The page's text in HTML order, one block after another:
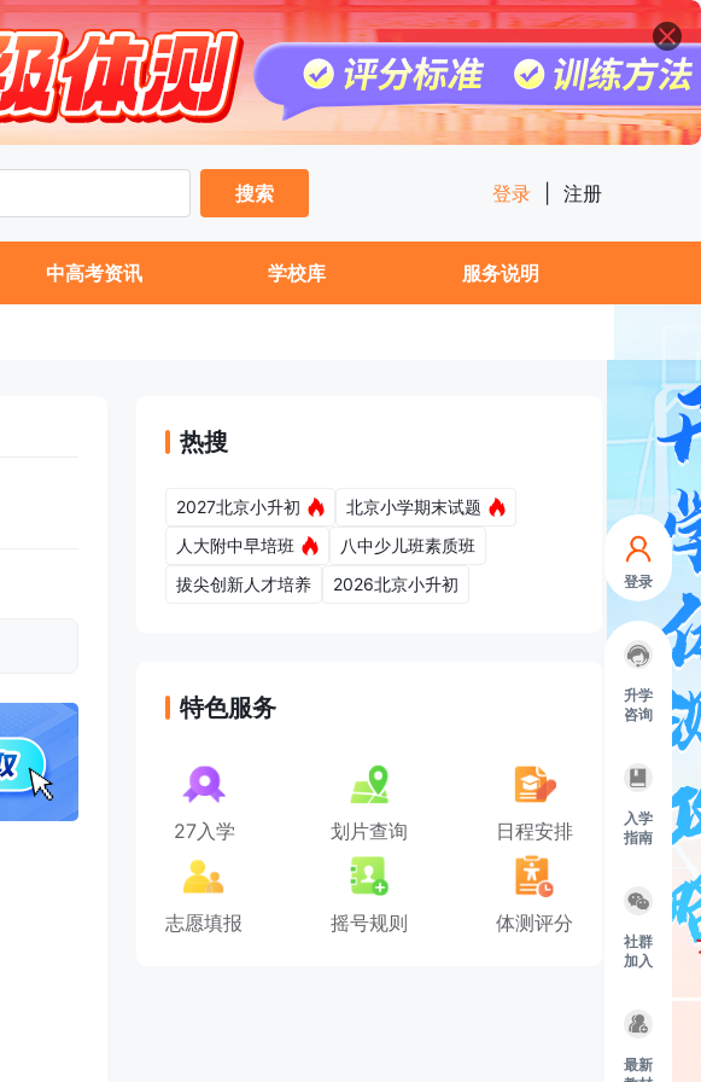
登录
升学
咨询
入学
指南
社群
加入
最新
搜索
登录 注册
中高考资讯 学校库 服务说明
热搜
2027北京小升初
北京小学期末试题
人大附中早培班
八中少儿班素质班
拔尖创新人才培养
2026北京小升初
特色服务
27入学 划片查询 日程安排
志愿填报 摇号规则 体测评分